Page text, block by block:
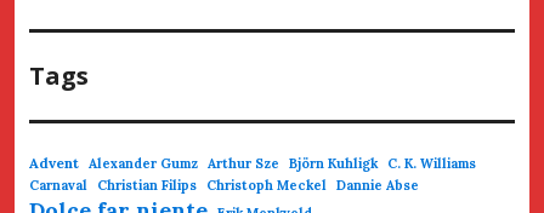
Tags
Advent Alexander Gumz Arthur Sze Björn Kuhligk
C. K. Williams
Carnaval
Christian Filips Christoph Meckel Dannie Abse